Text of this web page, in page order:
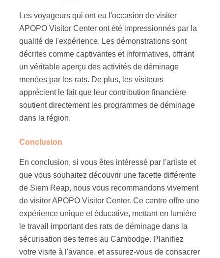
Les voyageurs qui ont eu l'occasion de visiter
APOPO Visitor Center ont été impressionnés par la
qualité de l'expérience. Les démonstrations sont
décrites comme captivantes et informatives, offrant
un véritable aperçu des activités de déminage
menées par les rats. De plus, les visiteurs
apprécient le fait que leur contribution financière
soutient directement les programmes de déminage
dans la région.
Conclusion
En conclusion, si vous êtes intéressé par l'artiste et
que vous souhaitez découvrir une facette différente
de Siem Reap, nous vous recommandons vivement
de visiter APOPO Visitor Center. Ce centre offre une
expérience unique et éducative, mettant en lumière
le travail important des rats de déminage dans la
sécurisation des terres au Cambodge. Planifiez
votre visite à l'avance, et assurez-vous de consacrer